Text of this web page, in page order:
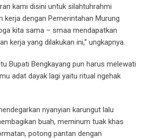
kami disini untuk silahtuhrahmi
kerja dengan Pemerintahan Murung
kita sama – smaa mendapatkan
kerja yang dilakukan ini,” ungkapnya.
Bupati Bengkayang pun harus melewati
adat dayak lagi yaitu ritual ngehak
nyanyian karungut lalu
buah, meminum tuak khas
potong pantan dengan